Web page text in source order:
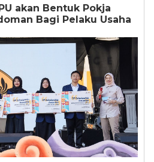
akan Bentuk Pokja
Bagi Pelaku Usaha